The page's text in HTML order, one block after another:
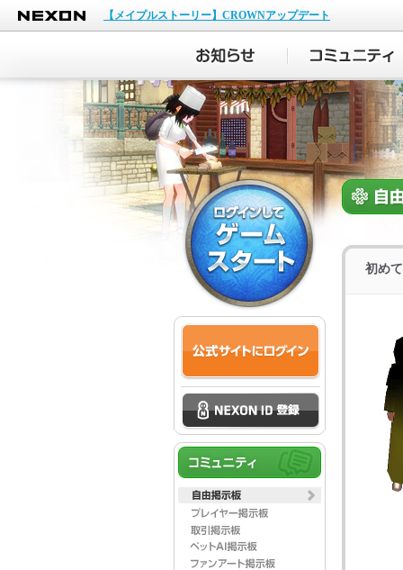
NEXON
【メイプルストーリー】CROWNアップデート
初め